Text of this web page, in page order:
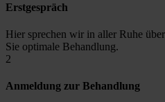
Erstgespräch
Hier sprechen wir in aller Ruhe
Sie optimale Behandlung.
2
Anmeldung zur Behandlung